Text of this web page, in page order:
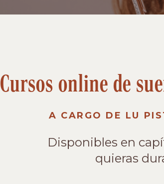
Cursos online de
A CARGO DE LU
Disponibles en
quieras